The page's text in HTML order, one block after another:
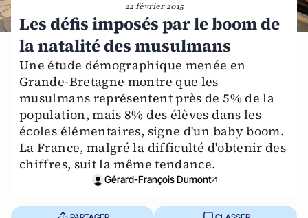
22 février 2015
Les défis imposés par le boom de
la natalité des musulmans
Une étude démographique menée en
Grande-Bretagne montre que les
musulmans représentent près de 5% de la
population, mais 8% des élèves dans les
écoles élémentaires, signe d'un baby boom.
La France, malgré la difficulté d'obtenir des
chiffres, suit la même tendance.
Gérard-François Dumont